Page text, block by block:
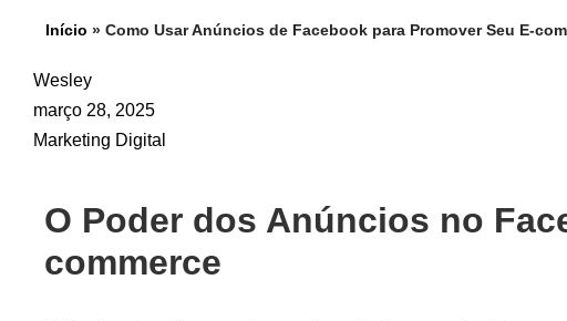
Início » Como Usar Anúncios de Facebook para Promover Seu E-
Wesley
março 28, 2025
Marketing Digital
O Poder dos Anúncios no
commerce